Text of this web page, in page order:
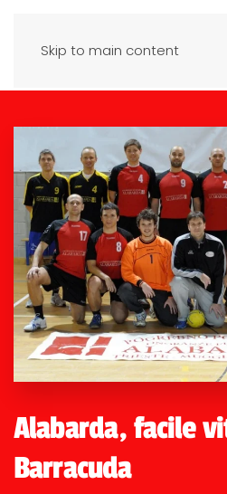
Skip to main content
Alabarda, facile
Barracuda